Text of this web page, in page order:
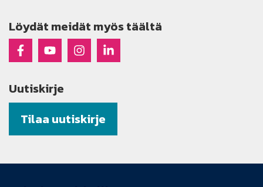
Löydät meidät myös täältä
Raseko Facebookissa
Raseko Youtubessa
Raseko Instagramissa
Raseko Linkedinissä
Uutiskirje
Tilaa uutiskirje